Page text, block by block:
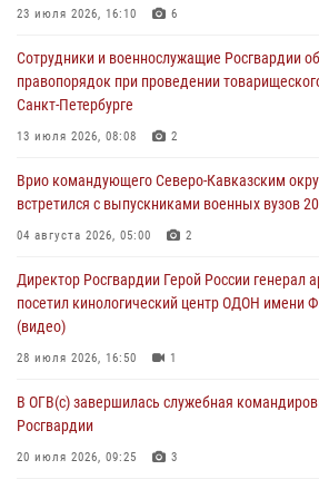
06 августа 2026, 07:03
В Грозном военнослужащие Росгвардии
всероссийской донорской акции «От сердца к
06 августа 2026, 06:30
незаконном обороте наркотиков
06 августа 2026, 06:15
добычу биоресурсов
23 июля 2026, 16:10 6
Сотрудники и военнослужащие Росгвардии
правопорядок при проведении
Санкт-Петербурге
13 июля 2026, 08:08 2
Врио командующего Северо-Кавказским
встретился с выпускниками военных вузов
04 августа 2026, 05:00 2
Директор Росгвардии Герой России генерал
посетил кинологический центр ОДОН имени
(видео)
28 июля 2026, 16:50 1
В ОГВ(с) завершилась служебная
Росгвардии
20 июля 2026, 09:25 3